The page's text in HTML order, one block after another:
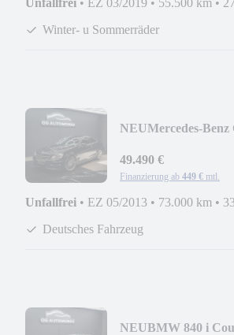
Winter- u Sommerräder
NEUMercedes-
49.490 €
Finanzierung ab 449 € mtl.
Unfallfrei • EZ 05/2013 • 73.000 km •
Deutsches Fahrzeug
NEUBMW 840 i